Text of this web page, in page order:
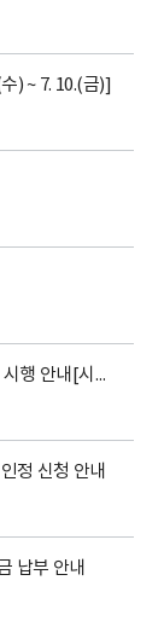
) ~ 7. 10.(금)]
[필독] 2026학년도 1학기 산업대학원 종합시험 시행 안내[시험일정 포함]
정 신청 안내
납부 안내